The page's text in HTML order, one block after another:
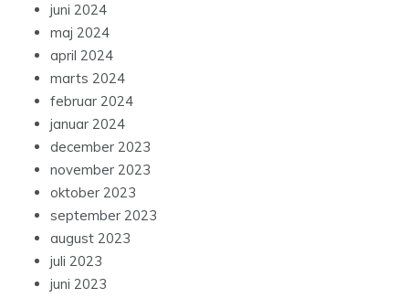
juni 2024
maj 2024
april 2024
marts 2024
februar 2024
januar 2024
december 2023
november 2023
oktober 2023
september 2023
august 2023
juli 2023
juni 2023